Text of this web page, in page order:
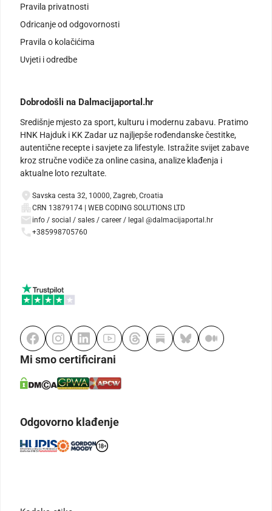
Pravila privatnosti
Odricanje od odgovornosti
Pravila o kolačićima
Uvjeti i odredbe
Dobrodošli na Dalmacijaportal.hr
Središnje mjesto za sport, kulturu i modernu zabavu. Pratimo
HNK Hajduk i KK Zadar uz najljepše rođendanske čestitke,
autentične recepte i savjete za lifestyle. Istražite svijet zabave
kroz stručne vodiče za online casina, analize klađenja i
aktualne loto rezultate.
Savska cesta 32, 10000, Zagreb, Croatia
CRN 13879174 | WEB CODING SOLUTIONS LTD
info / social / sales / career / legal @dalmacijaportal.hr
+385998705760
Mi smo certificirani
Odgovorno klađenje